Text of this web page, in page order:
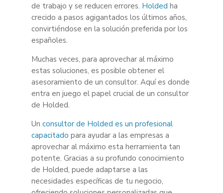
de trabajo y se reducen errores. Holded ha
crecido a pasos agigantados los últimos años,
convirtiéndose en la solución preferida por los
españoles.
Muchas veces, para aprovechar al máximo
estas soluciones, es posible obtener el
asesoramiento de un consultor. Aquí es donde
entra en juego el papel crucial de un consultor
de Holded.
Un consultor de Holded es un profesional
capacitado para ayudar a las empresas a
aprovechar al máximo esta herramienta tan
potente. Gracias a su profundo conocimiento
de Holded, puede adaptarse a las
necesidades específicas de tu negocio,